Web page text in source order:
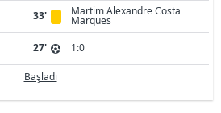
33' Martim Alexandre Costa
Marques
27'
1:0
Başladı